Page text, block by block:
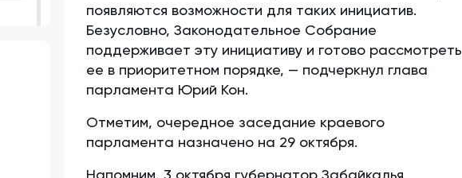
появляются возможности для таких инициатив.
Безусловно, Законодательное Собрание
поддерживает эту инициативу и готово рассмотреть
ее в приоритетном порядке, — подчеркнул глава
парламента Юрий Кон.
Отметим, очередное заседание краевого
парламента назначено на 29 октября.
Напомним, 3 октября губернатор Забайкалья